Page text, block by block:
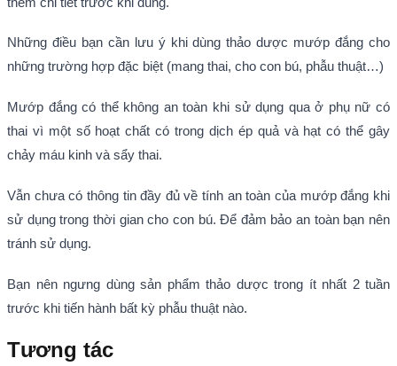
Những điều bạn cần lưu ý khi dùng thảo dược mướp đắng cho
những trường hợp đặc biệt (mang thai, cho con bú, phẫu thuật…)
Mướp đắng có thể không an toàn khi sử dụng qua ở phụ nữ có
thai vì một số hoạt chất có trong dịch ép quả và hạt có thể gây
chảy máu kinh và sẩy thai.
Vẫn chưa có thông tin đầy đủ về tính an toàn của mướp đắng khi
sử dụng trong thời gian cho con bú. Để đảm bảo an toàn bạn nên
tránh sử dụng.
Bạn nên ngưng dùng sản phẩm thảo dược trong ít nhất 2 tuần
trước khi tiến hành bất kỳ phẫu thuật nào.
Tương tác